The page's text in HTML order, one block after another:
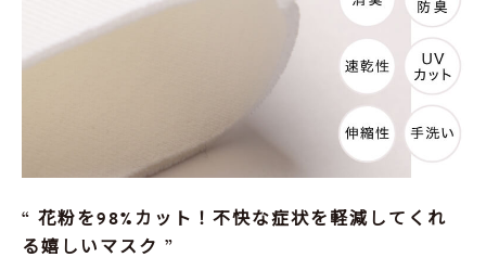
花粉を98%カット！不快な症状を軽減してくれ
る嬉しいマスク